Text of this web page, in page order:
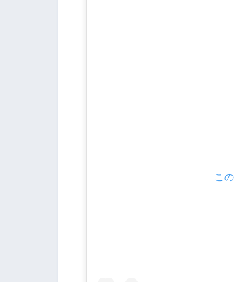
こ